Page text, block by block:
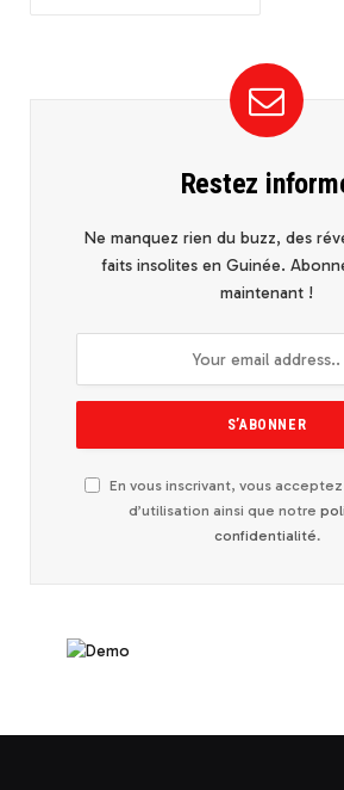
Restez
Ne manquez rien du buzz, des
faits insolites en Guinée.
maintenant !
En vous inscrivant, vous
d’utilisation ainsi que notre
confidentialité.